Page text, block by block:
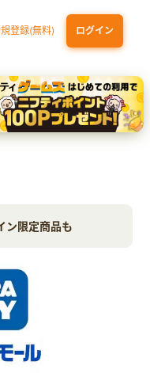
登録(無料) ログイン
Oliveお子さま用口座
ン限定商品も